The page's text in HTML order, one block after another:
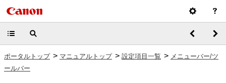
ポータルトップ > マニュアルトップ > 設定項目一覧 > メニューバー/ツ
ールバー